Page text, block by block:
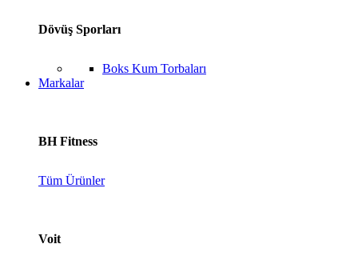
Dövüş Sporları
Boks Kum Torbaları
Markalar
BH Fitness
Tüm Ürünler
Voit